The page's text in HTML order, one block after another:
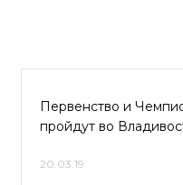
Первенство и
пройдут во
20.03.19